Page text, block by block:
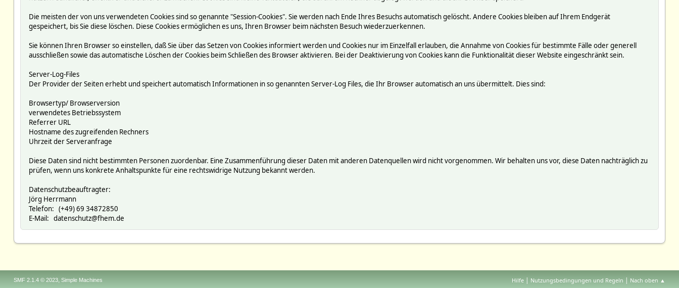
Die meisten der von uns verwendeten Cookies sind so genannte "Session-Cookies". Sie werden nach Ende Ihres Besuchs automatisch gelöscht. Andere Cookies bleiben auf Ihrem Endgerät
gespeichert, bis Sie diese löschen. Diese Cookies ermöglichen es uns, Ihren Browser beim nächsten Besuch wiederzuerkennen.
Sie können Ihren Browser so einstellen, daß Sie über das Setzen von Cookies informiert werden und Cookies nur im Einzelfall erlauben, die Annahme von Cookies für bestimmte Fälle oder generell
ausschließen sowie das automatische Löschen der Cookies beim Schließen des Browser aktivieren. Bei der Deaktivierung von Cookies kann die Funktionalität dieser Website eingeschränkt sein.
Server-Log-Files
Der Provider der Seiten erhebt und speichert automatisch Informationen in so genannten Server-Log Files, die Ihr Browser automatisch an uns übermittelt. Dies sind:
Browsertyp/ Browserversion
verwendetes Betriebssystem
Referrer URL
Hostname des zugreifenden Rechners
Uhrzeit der Serveranfrage
Diese Daten sind nicht bestimmten Personen zuordenbar. Eine Zusammenführung dieser Daten mit anderen Datenquellen wird nicht vorgenommen. Wir behalten uns vor, diese Daten nachträglich zu
prüfen, wenn uns konkrete Anhaltspunkte für eine rechtswidrige Nutzung bekannt werden.
Datenschutzbeauftragter:
Jörg Herrmann
Telefon: (+49) 69 34872850
E-Mail: datenschutz@fhem.de
Hilfe | Nutzungsbedingungen und Regeln | Nach oben ▲
SMF 2.1.4 © 2023, Simple Machines